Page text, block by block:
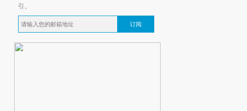
引。
订阅